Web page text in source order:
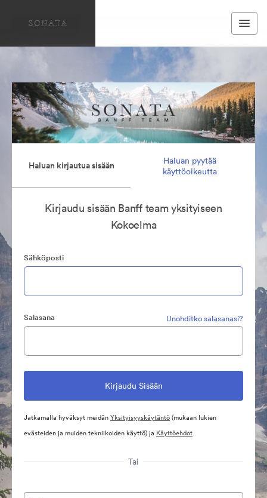
Haluan kirjautua sisään
Haluan pyytää
käyttöoikeutta
Kirjaudu sisään Banff team yksityiseen
Kokoelma
Sähköposti
Salasana Unohditko salasanasi?
Jatkamalla hyväksyt meidänYksityisyyskäytäntö(mukaan lukien
evästeiden ja muiden tekniikoiden käyttö) ja Käyttöehdot
Tai